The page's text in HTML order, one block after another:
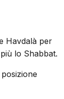
Havdalà per
lo Shabbat.